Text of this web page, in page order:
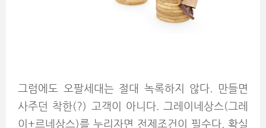
그럼에도 오팔세대는 절대 녹록하지 않다. 만들면
사주던 착한(?) 고객이 아니다. 그레이네상스(그레
이+르네상스)를 누리자면 전제조건이 필수다. 확실